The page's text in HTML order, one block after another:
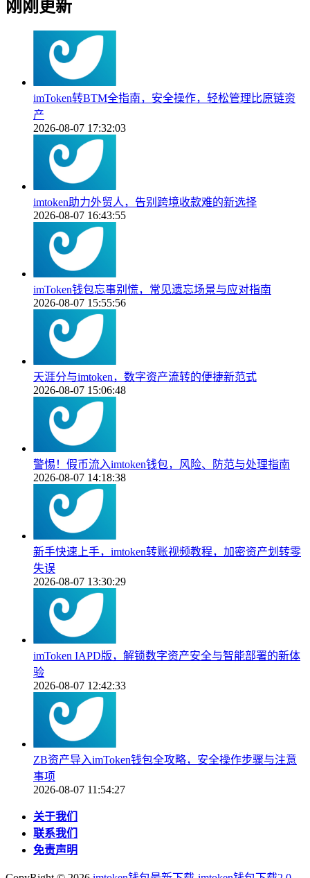
刚刚更新
imToken转BTM全指南，安全操作，轻松管理比原链资
产
2026-08-07 17:32:03
imtoken助力外贸人，告别跨境收款难的新选择
2026-08-07 16:43:55
imToken钱包忘事别慌，常见遗忘场景与应对指南
2026-08-07 15:55:56
天涯分与imtoken，数字资产流转的便捷新范式
2026-08-07 15:06:48
警惕！假币流入imtoken钱包，风险、防范与处理指南
2026-08-07 14:18:38
新手快速上手，imtoken转账视频教程，加密资产划转零
失误
2026-08-07 13:30:29
imToken IAPD版，解锁数字资产安全与智能部署的新体
验
2026-08-07 12:42:33
ZB资产导入imToken钱包全攻略，安全操作步骤与注意
事项
2026-08-07 11:54:27
关于我们
联系我们
免责声明